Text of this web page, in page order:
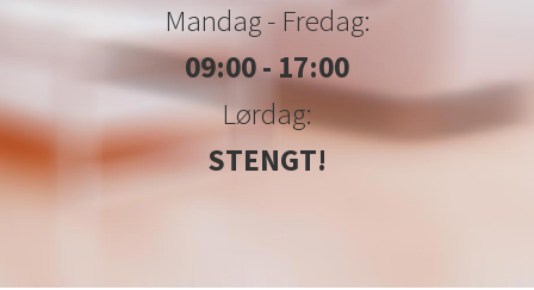
Mandag - Fredag:
09:00 - 17:00
Lørdag:
STENGT!